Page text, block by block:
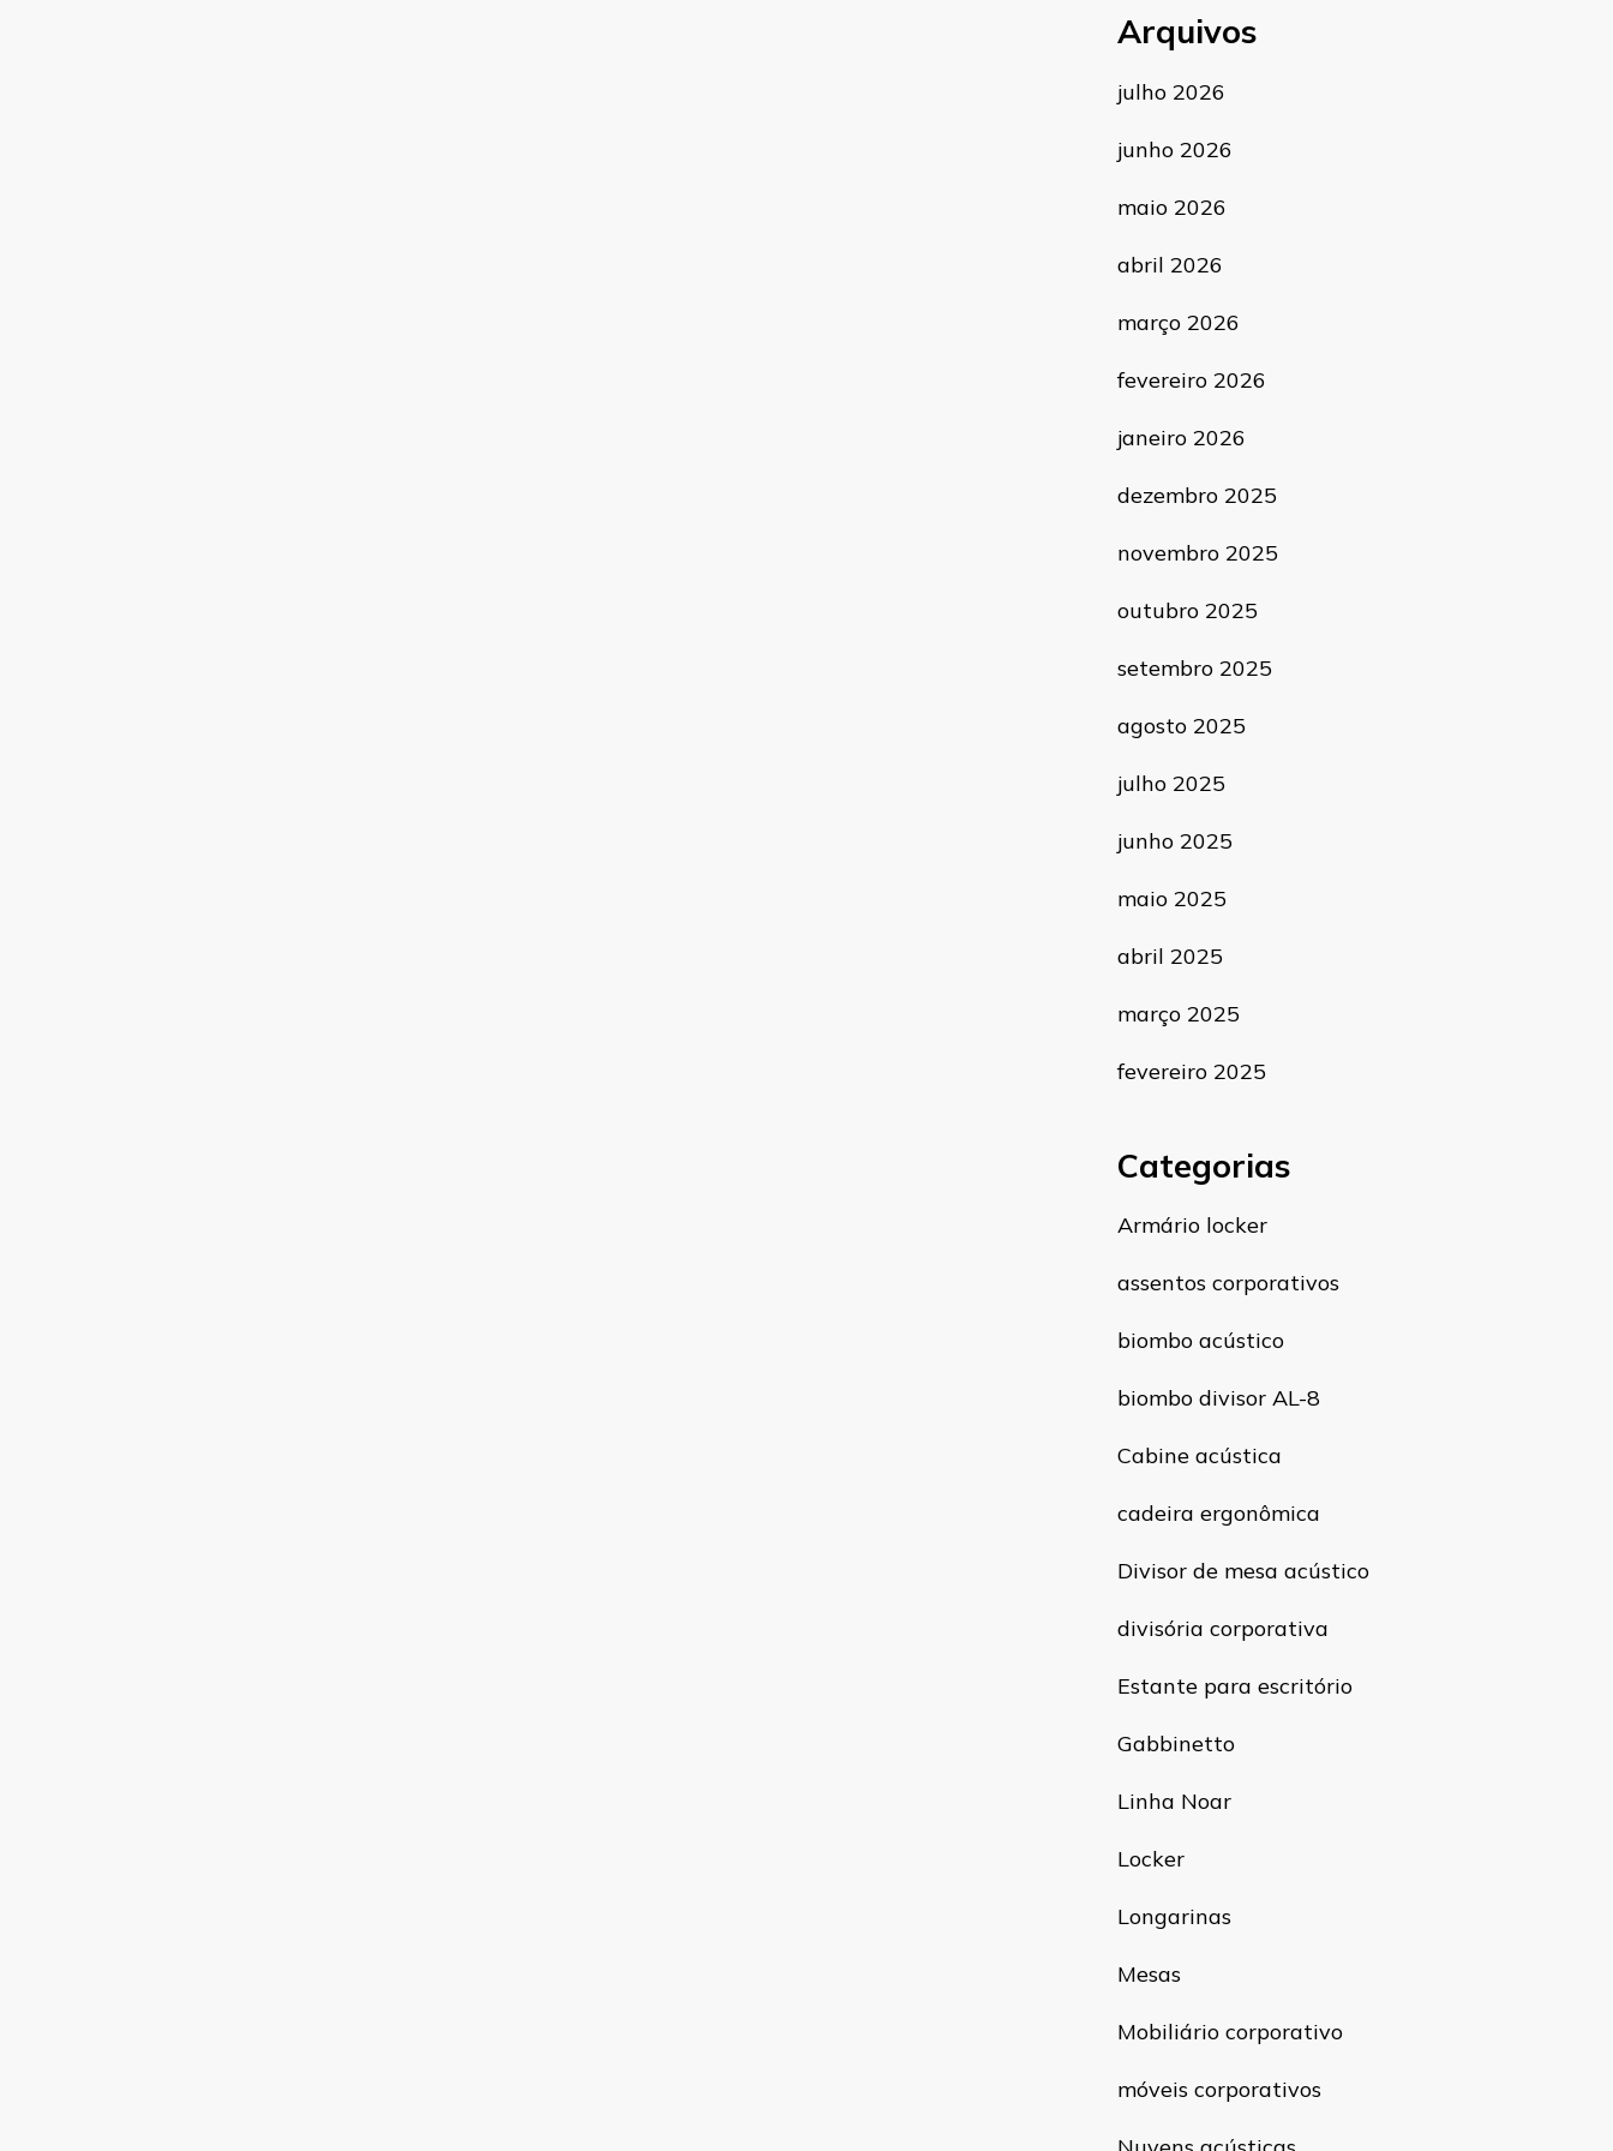
Arquivos
julho 2026
junho 2026
maio 2026
abril 2026
março 2026
fevereiro 2026
janeiro 2026
dezembro 2025
novembro 2025
outubro 2025
setembro 2025
agosto 2025
julho 2025
junho 2025
maio 2025
abril 2025
março 2025
fevereiro 2025
Categorias
Armário locker
assentos corporativos
biombo acústico
biombo divisor AL-8
Cabine acústica
cadeira ergonômica
Divisor de mesa acústico
divisória corporativa
Estante para escritório
Gabbinetto
Linha Noar
Locker
Longarinas
Mesas
Mobiliário corporativo
móveis corporativos